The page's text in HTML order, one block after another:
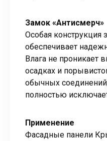
Замок «Антисмерч»
Особая конструкция
обеспечивает
Влага не проникает
осадках и
обычных
полностью
Применение
Фасадные панели